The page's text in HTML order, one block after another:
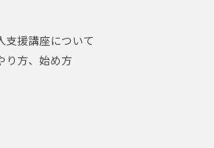
支援講座について
り方、始め方